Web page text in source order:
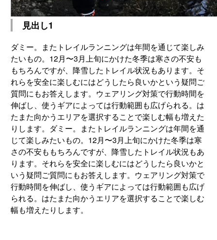
見出し1
ダミー。またトレイルランニングは年間を通じて楽しみ
たいもの。12月〜3月上旬にかけた冬季は寒さの不安も
もちろんですが、降雪したトレイル状況もあります。そ
れらを安全に楽しむにはどうしたら良いかという疑問ご
質問にもお答えします。ウェアリング対策で行動時間を
伸ばし、使うギアによっては行動範囲も広げられる。は
たまた向かうエリアを選択することで楽しむ幅も増えた
りします。ダミー。またトレイルランニングは年間を通
じて楽しみたいもの。12月〜3月上旬にかけた冬季は寒
さの不安ももちろんですが、降雪したトレイル状況もあ
ります。それらを安全に楽しむにはどうしたら良いかと
いう疑問ご質問にもお答えします。ウェアリング対策で
行動時間を伸ばし、使うギアによっては行動範囲も広げ
られる。はたまた向かうエリアを選択することで楽しむ
幅も増えたりします。